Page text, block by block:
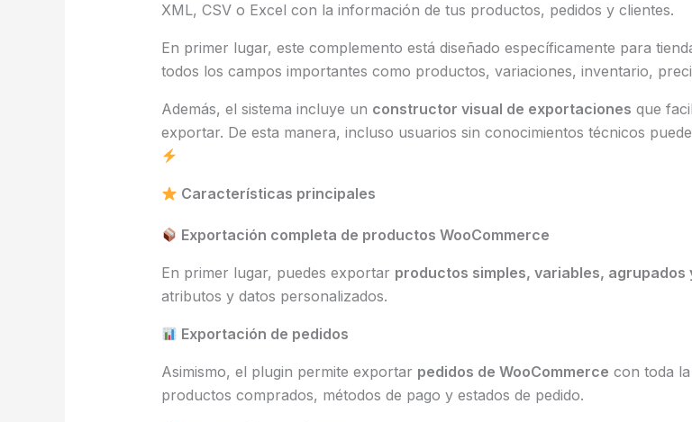
XML, CSV o Excel con la información de tus productos, pedidos y clientes.
En primer lugar, este complemento está diseñado específicamente para
todos los campos importantes como productos, variaciones, inventario,
Además, el sistema incluye un constructor visual de exportaciones que
exportar. De esta manera, incluso usuarios sin conocimientos técnicos
Características principales
Exportación completa de productos WooCommerce
En primer lugar, puedes exportar productos simples, variables, agrupados
atributos y datos personalizados.
Exportación de pedidos
Asimismo, el plugin permite exportar pedidos de WooCommerce con toda
productos comprados, métodos de pago y estados de pedido.